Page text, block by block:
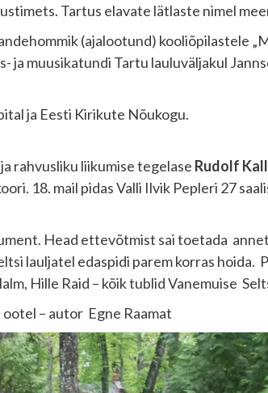
Tartus elavate lätlaste nimel
(ajalootund) kooliõpilastele
ja muusikatundi Tartu lauluväljakul
ja Eesti Kirikute Nõukogu.
rahvusliku liikumise tegelase Rudolf
18. mail pidas Valli Ilvik Pepleri 27
Head ettevõtmist sai toetada
lauljatel edaspidi parem korras
Hille Raid – kõik tublid Vanemuise
– autor Egne Raamat